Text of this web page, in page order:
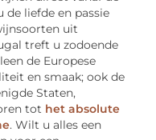
liefde en passie
uit
treft u zodoende
de Europese
en smaak; ook de
Staten,
tot het absolute
. Wilt u alles een